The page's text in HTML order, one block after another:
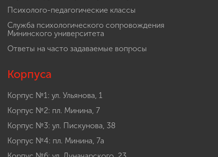
Психолого-педагогические классы
Служба психологического сопровождения
Мининского университета
Ответы на часто задаваемые вопросы
Корпуса
Корпус №1: ул. Ульянова, 1
Корпус №2: пл. Минина, 7
Корпус №3: ул. Пискунова, 38
Корпус №4: пл. Минина, 7а